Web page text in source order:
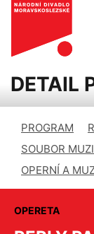
DETAIL
PROGRAM
SOUBOR
OPERNÍ A
OPERETA